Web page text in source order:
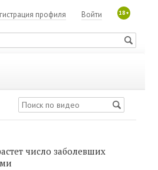
18+
Войти
профиля
число заболевших